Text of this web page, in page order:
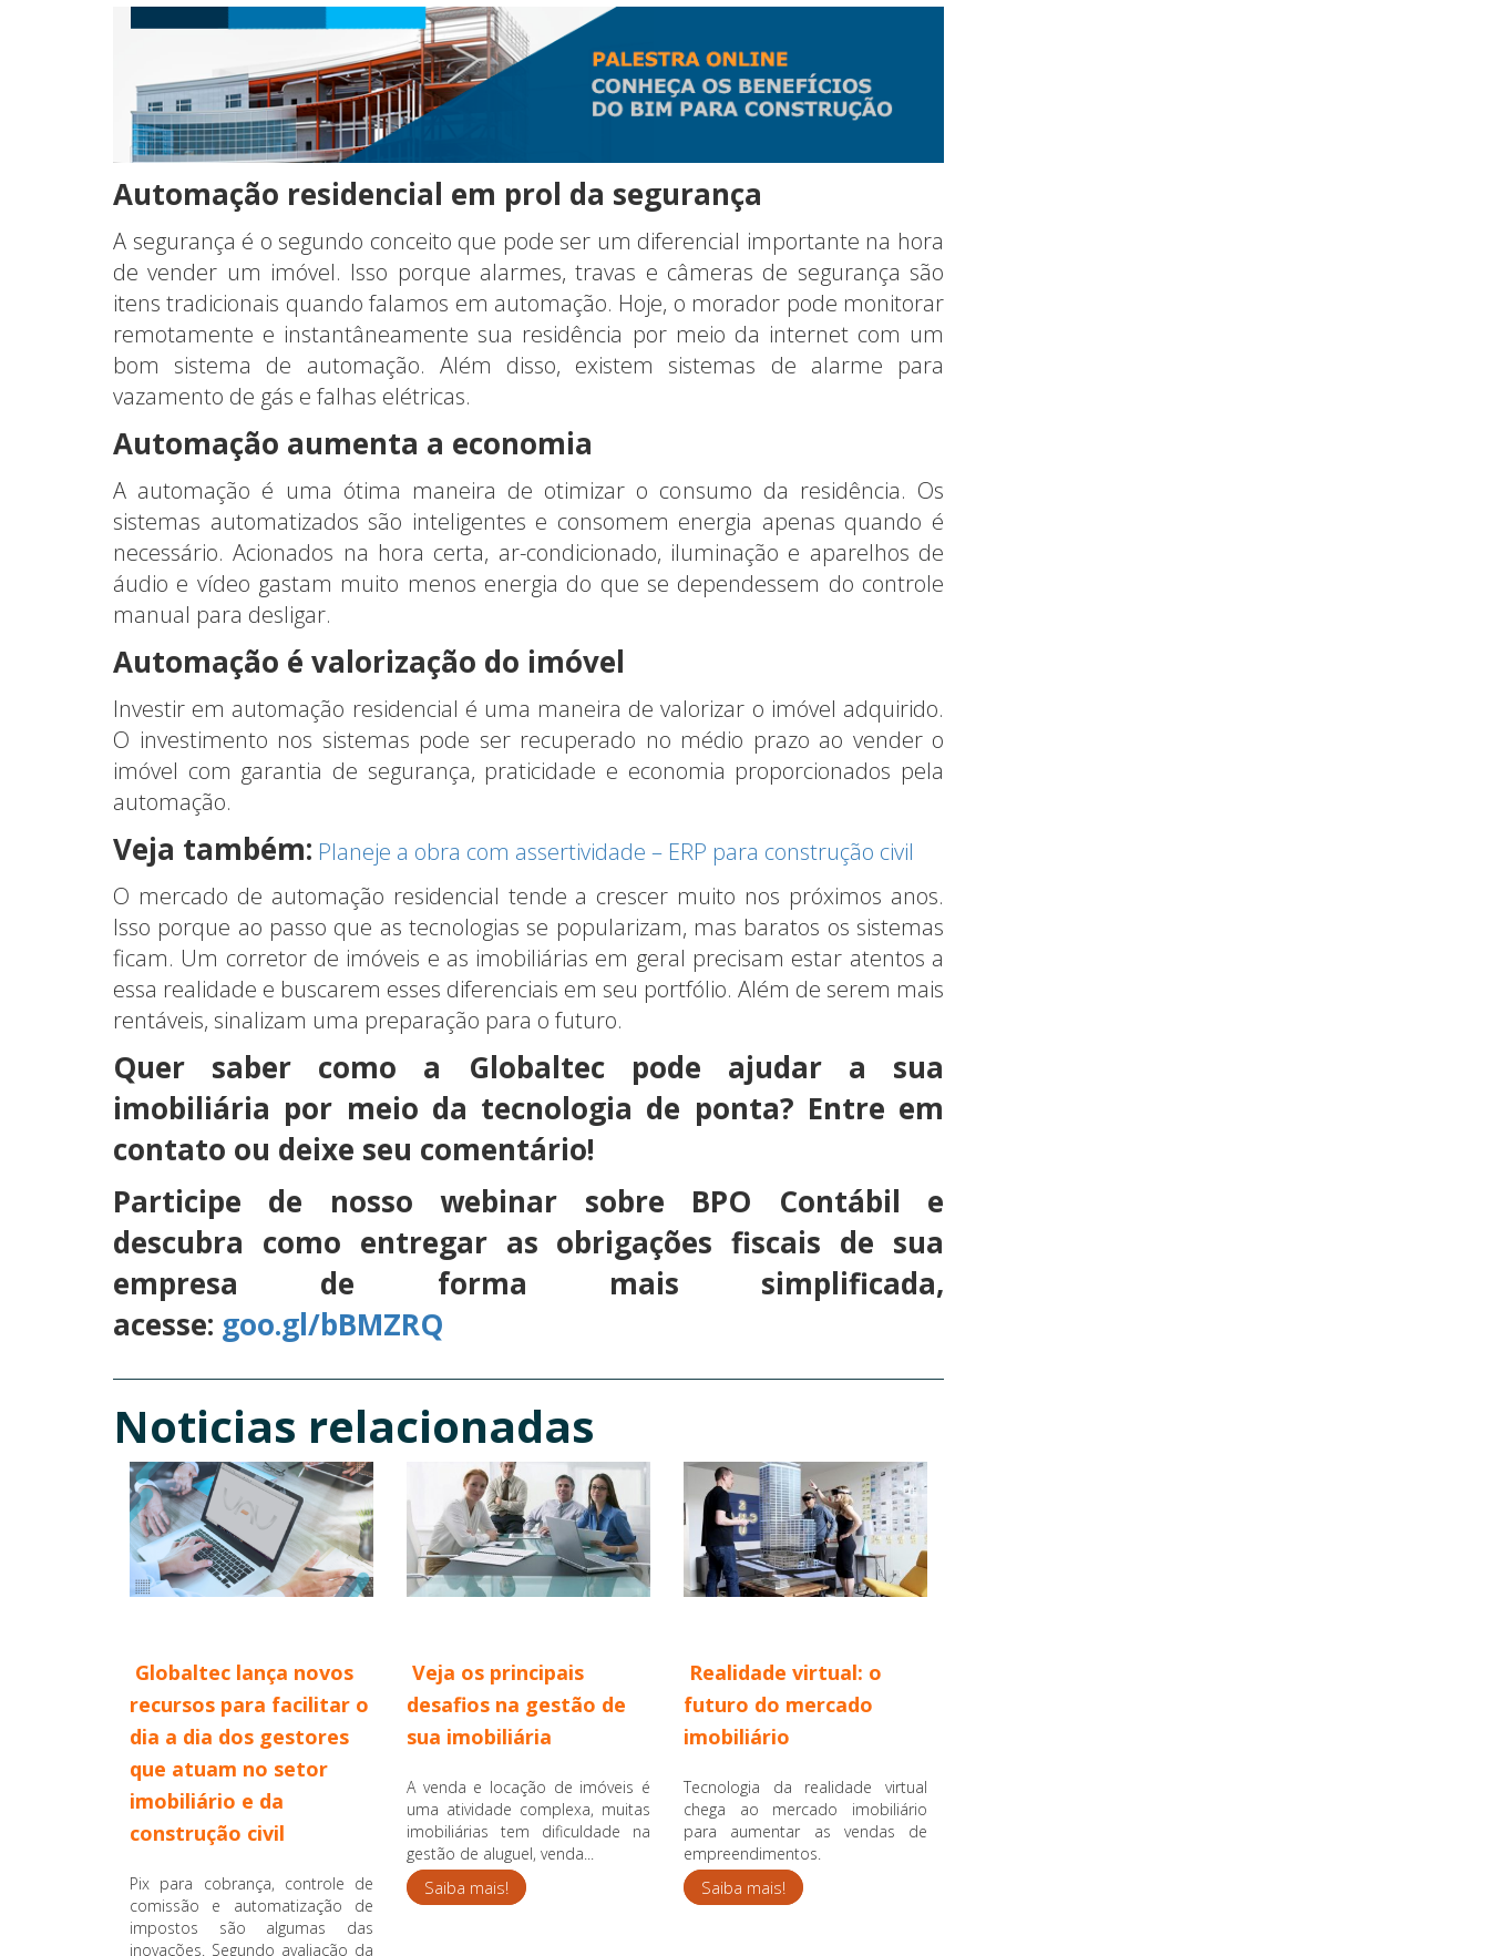
Automação residencial em prol da segurança
A segurança é o segundo conceito que pode ser um diferencial importante na hora
de vender um imóvel. Isso porque alarmes, travas e câmeras de segurança são
itens tradicionais quando falamos em automação. Hoje, o morador pode monitorar
remotamente e instantâneamente sua residência por meio da internet com um
bom sistema de automação. Além disso, existem sistemas de alarme para
vazamento de gás e falhas elétricas.
Automação aumenta a economia
A automação é uma ótima maneira de otimizar o consumo da residência. Os
sistemas automatizados são inteligentes e consomem energia apenas quando é
necessário. Acionados na hora certa, ar-condicionado, iluminação e aparelhos de
áudio e vídeo gastam muito menos energia do que se dependessem do controle
manual para desligar.
Automação é valorização do imóvel
Investir em automação residencial é uma maneira de valorizar o imóvel adquirido.
O investimento nos sistemas pode ser recuperado no médio prazo ao vender o
imóvel com garantia de segurança, praticidade e economia proporcionados pela
automação.
Veja também: Planeje a obra com assertividade – ERP para construção civil
O mercado de automação residencial tende a crescer muito nos próximos anos.
Isso porque ao passo que as tecnologias se popularizam, mas baratos os sistemas
ficam. Um corretor de imóveis e as imobiliárias em geral precisam estar atentos a
essa realidade e buscarem esses diferenciais em seu portfólio. Além de serem mais
rentáveis, sinalizam uma preparação para o futuro.
Quer saber como a Globaltec pode ajudar a sua
imobiliária por meio da tecnologia de ponta? Entre em
contato ou deixe seu comentário!
Participe de nosso webinar sobre BPO Contábil e
descubra como entregar as obrigações fiscais de sua
empresa de forma mais simplificada,
acesse: goo.gl/bBMZRQ
Noticias relacionadas
Globaltec lança novos
recursos para facilitar o
dia a dia dos gestores
que atuam no setor
imobiliário e da
construção civil
Pix para cobrança, controle de
comissão e automatização de
impostos são algumas das
inovações. Segundo avaliação da
Veja os principais
desafios na gestão de
sua imobiliária
A venda e locação de imóveis é
uma atividade complexa, muitas
imobiliárias tem dificuldade na
gestão de aluguel, venda...
Saiba mais!
Realidade virtual: o
futuro do mercado
imobiliário
Tecnologia da realidade virtual
chega ao mercado imobiliário
para aumentar as vendas de
empreendimentos.
Saiba mais!